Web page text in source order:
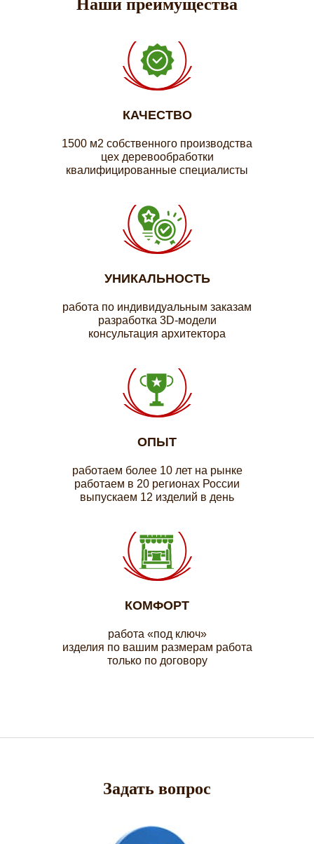
Наши преимущества
КАЧЕСТВО
1500 м2 собственного производства
цех деревообработки
квалифицированные специалисты
УНИКАЛЬНОСТЬ
работа по индивидуальным заказам
разработка 3D-модели
консультация архитектора
ОПЫТ
работаем более 10 лет на рынке
работаем в 20 регионах России
выпускаем 12 изделий в день
КОМФОРТ
работа «под ключ»
изделия по вашим размерам работа
только по договору
Задать вопрос